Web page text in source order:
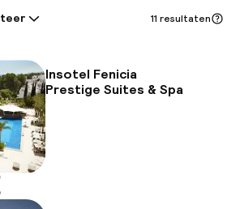
11 resultaten
Insotel Fenicia
Prestige Suites & Spa